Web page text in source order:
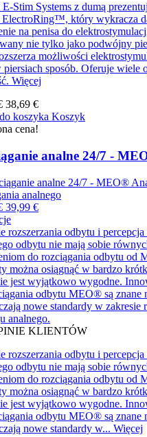
Stim Systems z dumą
ElectroRing™, który wykracza
na penisa do
nie tylko jako podwójny
możliwości
piersiach sposób. Oferuje wiele
Więcej
38,69 €
koszyka Koszyk
cena!
analne 24/7 -
39,99 €
rozszerzania odbytu i percepcja
odbytu nie mają sobie
do rozciągania odbytu od
można osiągnąć w bardzo
jest wyjątkowo wygodne.
odbytu MEO® są znane
nowe standardy w zakresie
analnego.
KLIENTÓW
rozszerzania odbytu i percepcja
odbytu nie mają sobie
do rozciągania odbytu od
można osiągnąć w bardzo
jest wyjątkowo wygodne.
odbytu MEO® są znane
nowe standardy w... Więcej